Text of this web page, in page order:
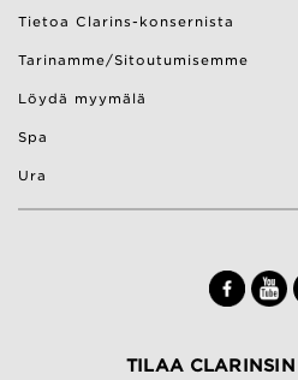
Tietoa Clarins-konsernista
Tarinamme/Sitoutumisemme
Löydä myymälä
Spa
Ura
TILAA CLARINSIN